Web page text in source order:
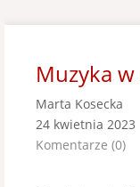
Muzyka
Marta Kosecka
24 kwietnia 2023
Komentarze (0)